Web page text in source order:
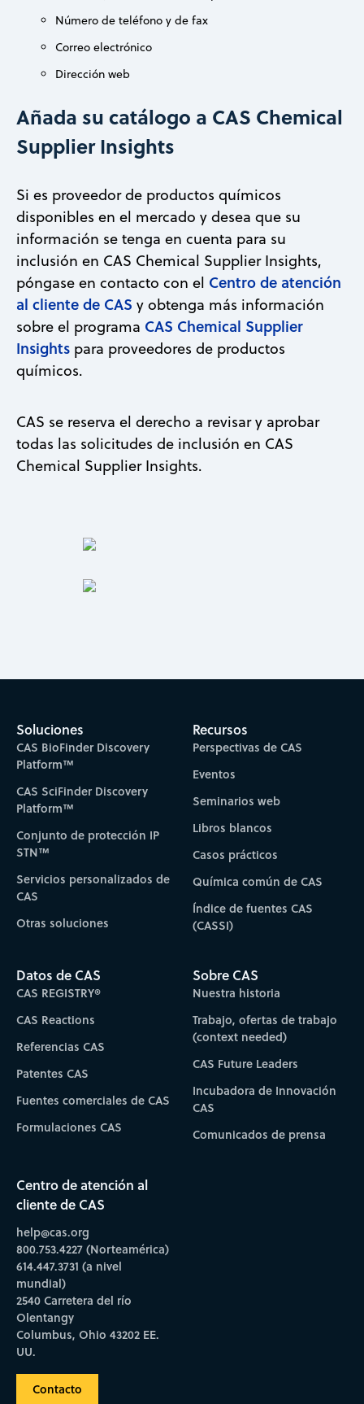
Número de teléfono y de fax
Correo electrónico
Dirección web
Añada su catálogo a CAS Chemical
Supplier Insights
Si es proveedor de productos químicos
disponibles en el mercado y desea que su
información se tenga en cuenta para su
inclusión en CAS Chemical Supplier Insights,
póngase en contacto con el Centro de atención
al cliente de CAS y obtenga más información
sobre el programa CAS Chemical Supplier
Insights para proveedores de productos
químicos.
CAS se reserva el derecho a revisar y aprobar
todas las solicitudes de inclusión en CAS
Chemical Supplier Insights.
Soluciones
CAS BioFinder Discovery
Platform™
CAS SciFinder Discovery
Platform™
Conjunto de protección IP
STN™
Servicios personalizados de
CAS
Otras soluciones
Recursos
Perspectivas de CAS
Eventos
Seminarios web
Libros blancos
Casos prácticos
Química común de CAS
Índice de fuentes CAS
(CASSI)
Datos de CAS
CAS REGISTRY®
CAS Reactions
Referencias CAS
Patentes CAS
Fuentes comerciales de CAS
Formulaciones CAS
Sobre CAS
Nuestra historia
Trabajo, ofertas de trabajo
(context needed)
CAS Future Leaders
Incubadora de Innovación
CAS
Comunicados de prensa
Centro de atención al
cliente de CAS
help@cas.org
800.753.4227 (Norteamérica)
614.447.3731 (a nivel
mundial)
2540 Carretera del río
Olentangy
Columbus, Ohio 43202 EE.
UU.
Contacto